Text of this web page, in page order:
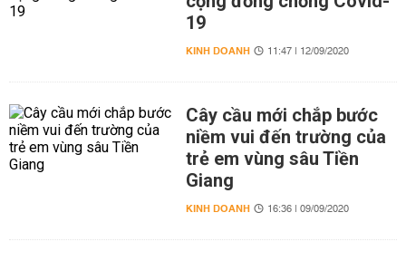
19
KINH DOANH 11:47 | 12/09/2020
Cây cầu mới chắp bước
niềm vui đến trường của
trẻ em vùng sâu Tiền
Giang
KINH DOANH 16:36 | 09/09/2020